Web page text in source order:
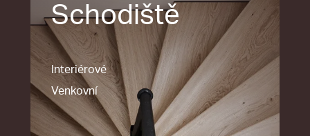
Schodiště
Interiérové
Venkovní